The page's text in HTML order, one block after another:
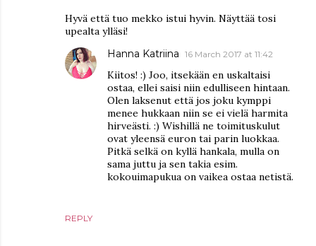
Hyvä että tuo mekko istui hyvin. Näyttää tosi
upealta ylläsi!
REPLY
Hanna Katriina 16 March 2017 at 11:42
Kiitos! :) Joo, itsekään en uskaltaisi
ostaa, ellei saisi niin edulliseen hintaan.
Olen laksenut että jos joku kymppi
menee hukkaan niin se ei vielä harmita
hirveästi. :) Wishillä ne toimituskulut
ovat yleensä euron tai parin luokkaa.
Pitkä selkä on kyllä hankala, mulla on
sama juttu ja sen takia esim.
kokouimapukua on vaikea ostaa netistä.